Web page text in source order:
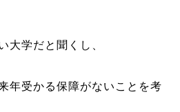
大学だと聞くし、
年受かる保障がないことを考